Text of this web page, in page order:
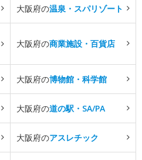
大阪府の温泉・スパリゾート
大阪府の商業施設・百貨店
大阪府の博物館・科学館
大阪府の道の駅・SA/PA
大阪府のアスレチック